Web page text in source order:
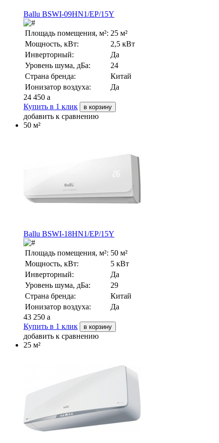
Ballu BSWI-09HN1/EP/15Y
Площадь помещения, м²: 25 м²
Мощность, кВт:
2,5 кВт
Инверторный:
Да
Уровень шума, дБа:
24
Страна бренда:
Китай
Ионизатор воздуха:
Да
24 450 a
Купить в 1 клик
в корзину
добавить к сравнению
50 м²
Ballu BSWI-18HN1/EP/15Y
Площадь помещения, м²: 50 м²
Мощность, кВт:
5 кВт
Инверторный:
Да
Уровень шума, дБа:
29
Страна бренда:
Китай
Ионизатор воздуха:
Да
43 250 a
Купить в 1 клик
в корзину
добавить к сравнению
25 м²